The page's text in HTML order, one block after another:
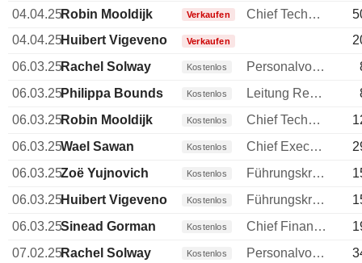
04.04.25Robin Mooldijk Verkaufen Chief Technology Officer (CTO)
04.04.25Huibert Vigeveno Verkaufen
06.03.25Rachel Solway Kostenlos Personalvorstand
06.03.25Philippa Bounds Kostenlos Leitung Rechtsabteilung
06.03.25Robin Mooldijk Kostenlos Chief Technology Officer (CTO)
06.03.25Wael Sawan Kostenlos Chief Executive Officer (CEO)
06.03.25Zoë Yujnovich Kostenlos Führungskraft / leitender Angestellter
06.03.25Huibert Vigeveno Kostenlos Führungskraft / leitender Angestellter
06.03.25Sinead Gorman Kostenlos Chief Financial Officer (CFO)
07.02.25Rachel Solway Kostenlos Personalvorstand